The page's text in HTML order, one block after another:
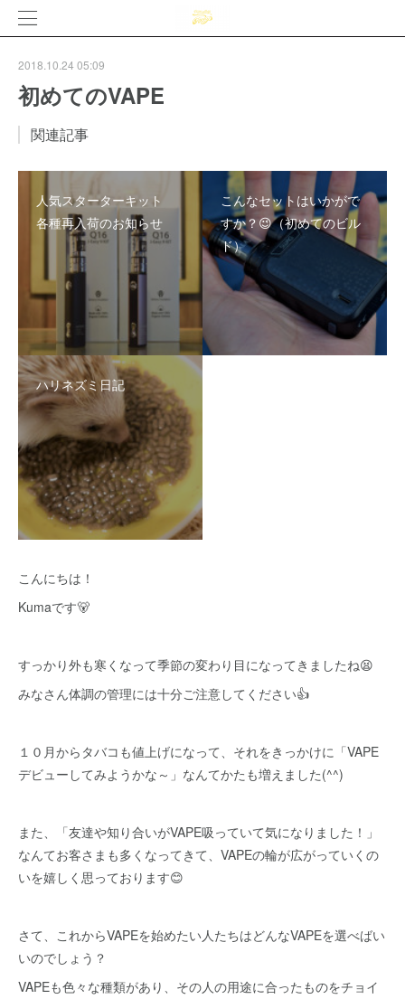
2018.10.24 05:09
初めてのVAPE
関連記事
人気スターターキット
各種再入荷のお知らせ
こんなセットはいかがで
すか？😉（初めてのビル
ド）
ハリネズミ日記
こんにちは！
Kumaです🐻
すっかり外も寒くなって季節の変わり目になってきましたね😫
みなさん体調の管理には十分ご注意してください👍
１０月からタバコも値上げになって、それをきっかけに「VAPE
デビューしてみようかな～」なんてかたも増えました(^^)
また、「友達や知り合いがVAPE吸っていて気になりました！」
なんてお客さまも多くなってきて、VAPEの輪が広がっていくの
いを嬉しく思っております😊
さて、これからVAPEを始めたい人たちはどんなVAPEを選べばい
いのでしょう？
VAPEも色々な種類があり、その人の用途に合ったものをチョイ